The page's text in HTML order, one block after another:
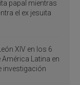
papal mientras
el ex jesuita
XIV en los 6
Latina en
investigación